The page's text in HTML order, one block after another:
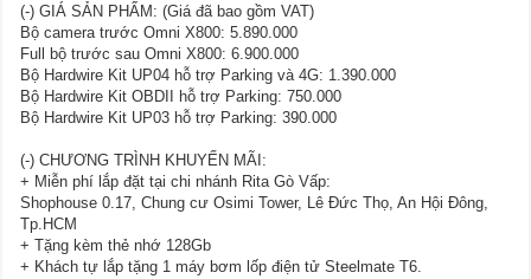
(-) GIÁ SẢN PHẨM: (Giá đã bao gồm VAT)
Bộ camera trước Omni X800: 5.890.000
Full bộ trước sau Omni X800: 6.900.000
Bộ Hardwire Kit UP04 hỗ trợ Parking và 4G: 1.390.000
Bộ Hardwire Kit OBDII hỗ trợ Parking: 750.000
Bộ Hardwire Kit UP03 hỗ trợ Parking: 390.000
(-) CHƯƠNG TRÌNH KHUYẾN MÃI:
+ Miễn phí lắp đặt tại chi nhánh Rita Gò Vấp:
Shophouse 0.17, Chung cư Osimi Tower, Lê Đức Thọ, An Hội Đông,
Tp.HCM
+ Tặng kèm thẻ nhớ 128Gb
+ Khách tự lắp tặng 1 máy bơm lốp điện tử Steelmate T6.